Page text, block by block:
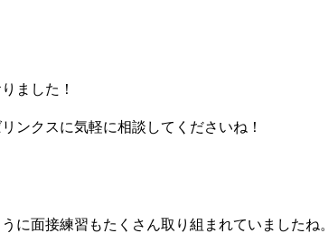
ました！
ンクスに気軽に相談してくださいね！
に面接練習もたくさん取り組まれていましたね。